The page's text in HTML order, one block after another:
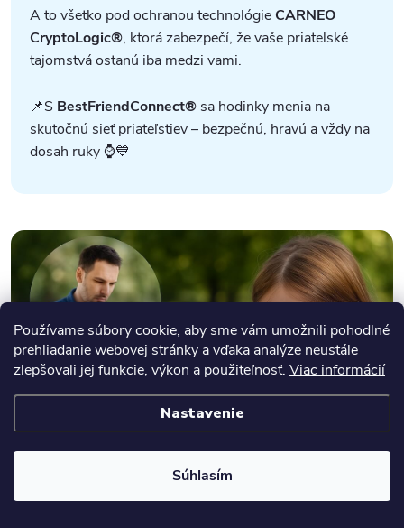
Používame súbory cookie, aby sme vám umožnili pohodlné
prehliadanie webovej stránky a vďaka analýze neustále
zlepšovali jej funkcie, výkon a použiteľnosť. Viac informácií
Nastavenie
Súhlasím
A to všetko pod ochranou technológieCARNEO
CryptoLogic®, ktorá zabezpečí, že vaše priateľské
tajomstvá ostanú iba medzi vami.
📌S BestFriendConnect® sa hodinky menia na
skutočnú sieť priateľstiev – bezpečnú, hravú a vždy na
dosah ruky ⌚💙